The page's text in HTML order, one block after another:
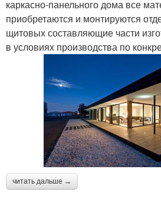
каркасно-панельного дома все
приобретаются и монтируются
щитовых составляющие части
в условиях производства по
читать дальше →